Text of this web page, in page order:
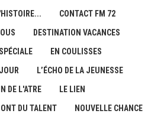
CONTACT FM 72
DESTINATION VACANCES
EN COULISSES
L’ÉCHO DE LA JEUNESSE
DE L'ATRE
LE LIEN
DU TALENT
NOUVELLE CHANCE